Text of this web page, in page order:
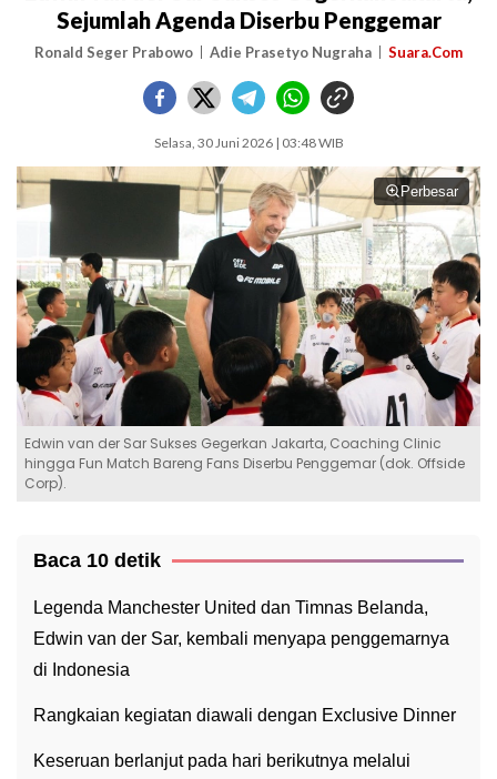
Sejumlah Agenda Diserbu Penggemar
Ronald Seger Prabowo Adie Prasetyo Nugraha Suara.Com
Selasa, 30 Juni 2026 | 03:48 WIB
Perbesar
Edwin van der Sar Sukses Gegerkan Jakarta, Coaching Clinic
hingga Fun Match Bareng Fans Diserbu Penggemar (dok. Offside
Corp).
Baca 10 detik
Legenda Manchester United dan Timnas Belanda,
Edwin van der Sar, kembali menyapa penggemarnya
di Indonesia
Rangkaian kegiatan diawali dengan Exclusive Dinner
Keseruan berlanjut pada hari berikutnya melalui